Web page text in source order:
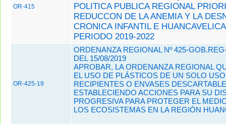
OR-415
POLITICA PUBLICA REGIONAL
REDUCCON DE LA ANEMIA Y LA
CRONICA INFANTIL E
PERIODO 2019-2022
OR-425-19
ORDENANZA REGIONAL Nº 425-
DEL 15/08/2019
APROBAR, LA ORDENANZA REGIONAL
EL USO DE PLÁSTICOS DE UN SOLO
RECIPIENTES O ENVASES
ESTABLECIENDO ACCIONES PARA SU
PROGRESIVA PARA PROTEGER EL
LOS ECOSISTEMAS EN LA REGIÓN